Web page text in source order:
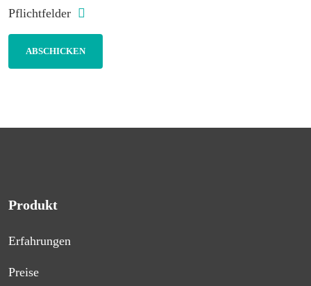
Pflichtfelder
Produkt
Erfahrungen
Preise